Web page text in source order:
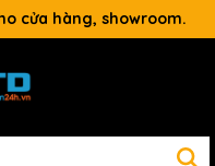
cửa hàng, showroom.